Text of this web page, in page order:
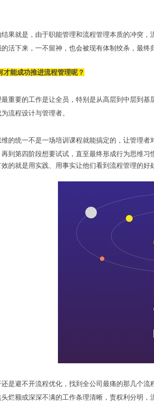
果就是，由于职能管理和流程管理本质的冲突
活下来，一不留神，也会被现有体制绞杀，最终
才能成功推进流程管理呢？
重要的工作是让全员，特别是从高层到中层到
流程设计与管理者。
的统一不是一场培训课程就能搞定的，让管理
到第四阶段想要试试，直至最终形成行为思维习
的就是用实践、用事实让他们看到流程管理的好
是避不开流程优化，找到全公司最痛的那几个
烂额或深深不满的工作条理清晰，责权利分明，